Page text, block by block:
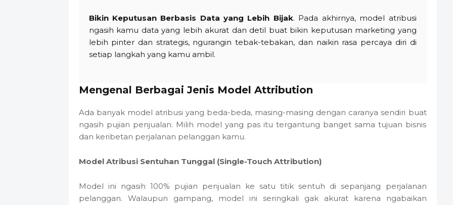
Bikin Keputusan Berbasis Data yang Lebih Bijak. Pada akhirnya, model atribusi
ngasih kamu data yang lebih akurat dan detil buat bikin keputusan marketing yang
lebih pinter dan strategis, ngurangin tebak-tebakan, dan naikin rasa percaya diri di
setiap langkah yang kamu ambil.
Mengenal Berbagai Jenis Model Attribution
Ada banyak model atribusi yang beda-beda, masing-masing dengan caranya sendiri buat
ngasih pujian penjualan. Milih model yang pas itu tergantung banget sama tujuan bisnis
dan keribetan perjalanan pelanggan kamu.
Model Atribusi Sentuhan Tunggal (Single-Touch Attribution)
Model ini ngasih 100% pujian penjualan ke satu titik sentuh di sepanjang perjalanan
pelanggan. Walaupun gampang, model ini seringkali gak akurat karena ngabaikan